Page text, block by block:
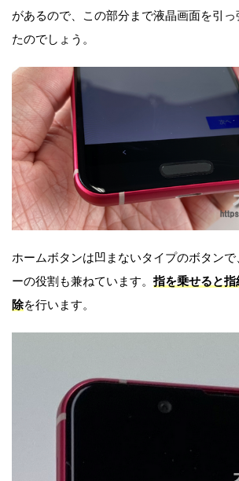
があるので、この部分まで液晶画面を引
たのでしょう。
ホームボタンは凹まないタイプのボタン
ーの役割も兼ねています。 指を乗せると
除を行います。